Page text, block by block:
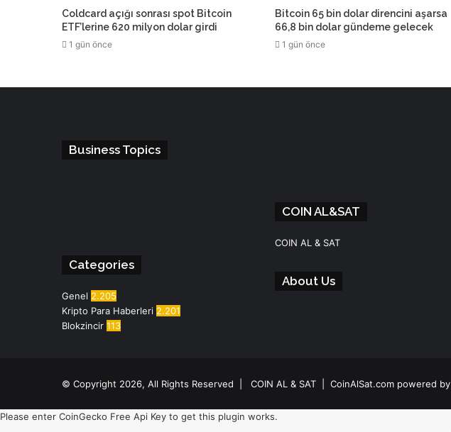
Coldcard açığı sonrası spot Bitcoin
ETF’lerine 620 milyon dolar girdi
1 gün önce
Bitcoin 65 bin dolar direncini aşarsa
66,8 bin dolar gündeme gelecek
1 gün önce
Business Topics
Categories
Genel 2.205
Kripto Para Haberleri 2.201
Blokzincir 113
COIN AL&SAT
COIN AL & SAT
About Us
© Copyright 2026, All Rights Reserved | COIN AL & SAT | CoinAlSat.com powered by
Please enter CoinGecko Free Api Key to get this plugin works.